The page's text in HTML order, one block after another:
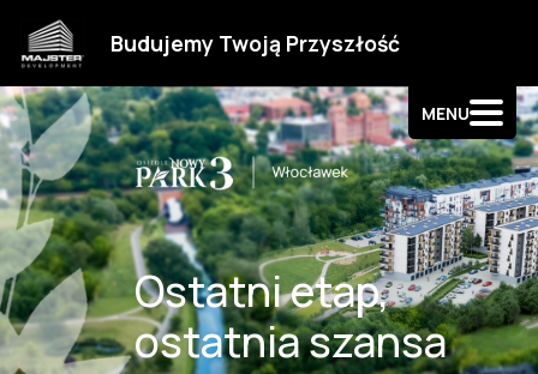
Budujemy Twoją Przyszłość
MENU
Kontakt
Ostatni etap,
ostatnia szansa